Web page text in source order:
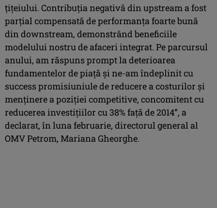
ţiţeiului. Contribuţia negativă din upstream a fost
parţial compensată de performanţa foarte bună
din downstream, demonstrând beneficiile
modelului nostru de afaceri integrat. Pe parcursul
anului, am răspuns prompt la deterioarea
fundamentelor de piaţă şi ne-am îndeplinit cu
success promisiuniule de reducere a costurilor şi
menţinere a poziţiei competitive, concomitent cu
reducerea investiţiilor cu 38% faţă de 2014”, a
declarat, în luna februarie, directorul general al
OMV Petrom, Mariana Gheorghe.